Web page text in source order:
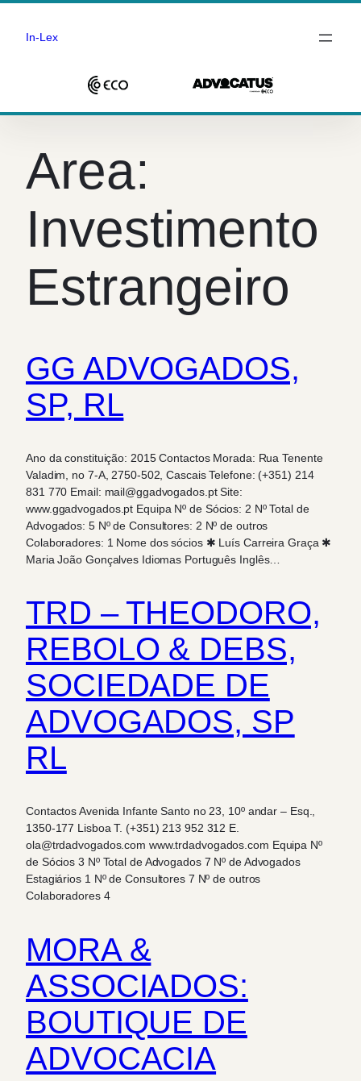
Saltar
conteúdo
In-Lex
Area:
Investimento
Estrangeiro
GG ADVOGADOS,
SP, RL
Ano da constituição: 2015 Contactos Morada: Rua Tenente
Valadim, no 7-A, 2750-502, Cascais Telefone: (+351) 214
831 770 Email: mail@ggadvogados.pt Site:
www.ggadvogados.pt Equipa Nº de Sócios: 2 Nº Total de
Advogados: 5 Nº de Consultores: 2 Nº de outros
Colaboradores: 1 Nome dos sócios ✱ Luís Carreira Graça ✱
Maria João Gonçalves Idiomas Português Inglês…
TRD – THEODORO,
REBOLO & DEBS,
SOCIEDADE DE
ADVOGADOS, SP
RL
Contactos Avenida Infante Santo no 23, 10º andar – Esq.,
1350-177 Lisboa T. (+351) 213 952 312 E.
ola@trdadvogados.com www.trdadvogados.com Equipa Nº
de Sócios 3 Nº Total de Advogados 7 Nº de Advogados
Estagiários 1 Nº de Consultores 7 Nº de outros
Colaboradores 4
MORA &
ASSOCIADOS:
BOUTIQUE DE
ADVOCACIA